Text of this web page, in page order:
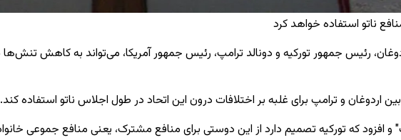
ناتو استفاده خواهد کرد
رئیس جمهور تورکیه و دونالد ترامپ، رئیس جمهور آمریکا، می‌تواند به کاهش
اردوغان و ترامپ برای غلبه بر اختلافات درون این اتحاد در طول اجلاس ناتو استفاده کند.
که تورکیه تصمیم دارد از این دوستی برای منافع مشترک، یعنی منافع جموعی